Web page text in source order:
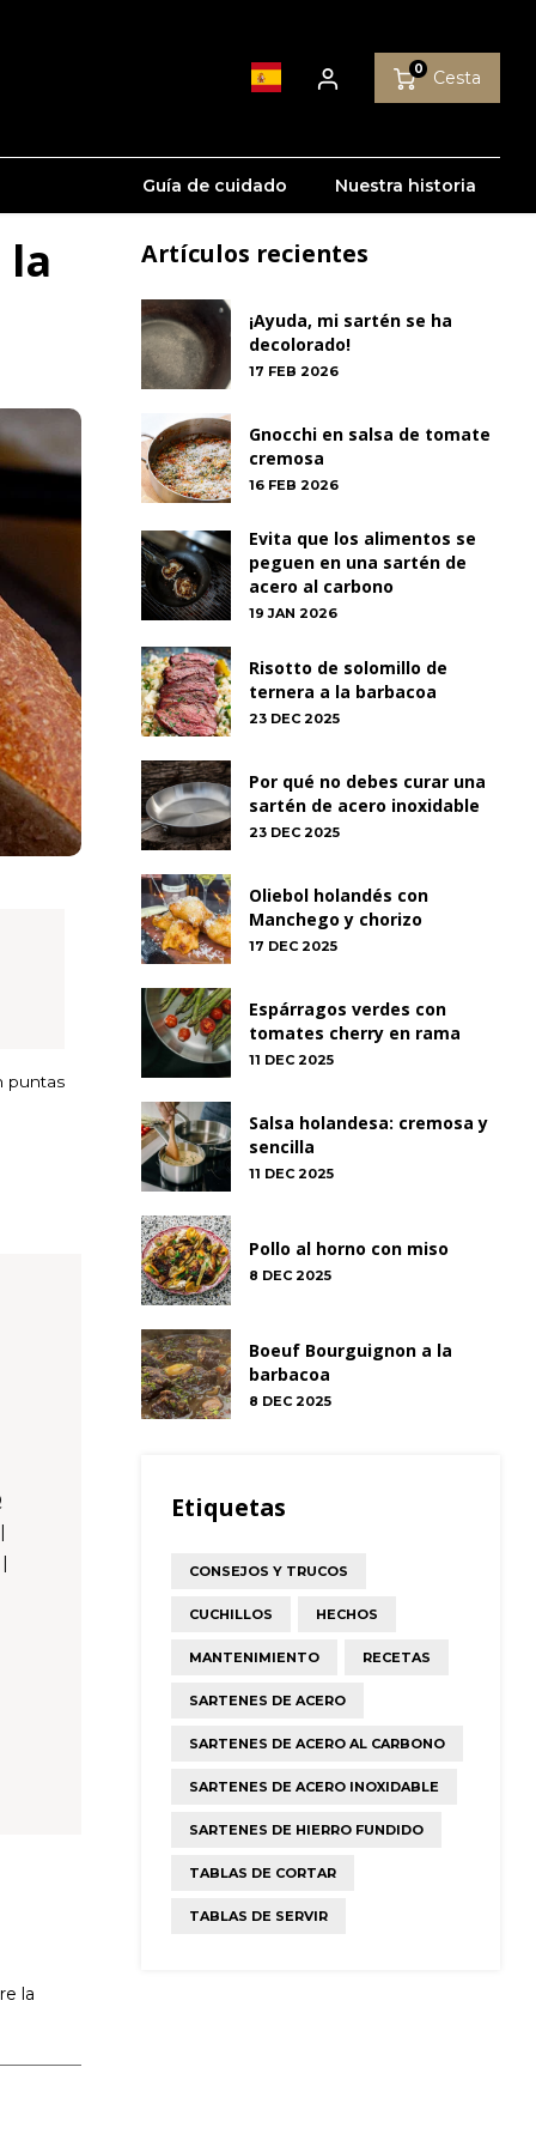
0 Cesta
Guía de cuidado Nuestra historia
la
puntas
la
Artículos recientes
¡Ayuda, mi sartén se ha
decolorado!
17 FEB 2026
Gnocchi en salsa de tomate
cremosa
16 FEB 2026
Evita que los alimentos se
peguen en una sartén de
acero al carbono
19 JAN 2026
Risotto de solomillo de
ternera a la barbacoa
23 DEC 2025
Por qué no debes curar una
sartén de acero inoxidable
23 DEC 2025
Oliebol holandés con
Manchego y chorizo
17 DEC 2025
Espárragos verdes con
tomates cherry en rama
11 DEC 2025
Salsa holandesa: cremosa y
sencilla
11 DEC 2025
Pollo al horno con miso
8 DEC 2025
Boeuf Bourguignon a la
barbacoa
8 DEC 2025
Etiquetas
CONSEJOS Y TRUCOS
CUCHILLOS HECHOS
MANTENIMIENTO RECETAS
SARTENES DE ACERO
SARTENES DE ACERO AL CARBONO
SARTENES DE ACERO INOXIDABLE
SARTENES DE HIERRO FUNDIDO
TABLAS DE CORTAR
TABLAS DE SERVIR